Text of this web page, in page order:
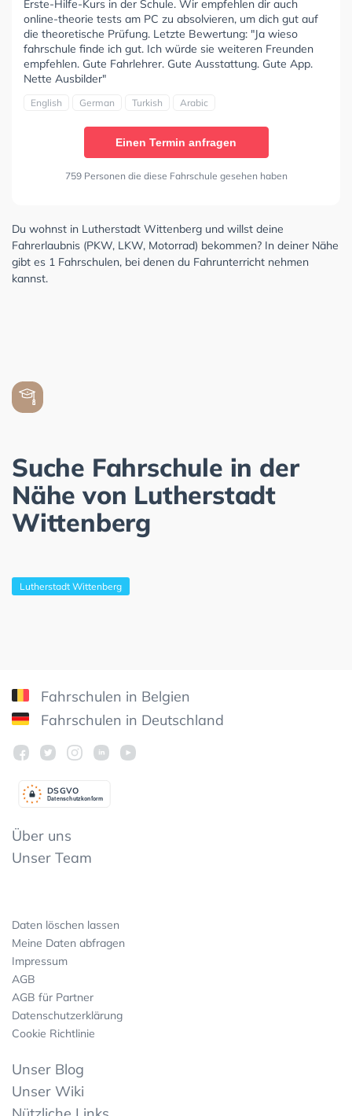
Erste-Hilfe-Kurs in der Schule. Wir empfehlen dir auch
online-theorie tests am PC zu absolvieren, um dich gut auf
die theoretische Prüfung. Letzte Bewertung: "Ja wieso
fahrschule finde ich gut. Ich würde sie weiteren Freunden
empfehlen. Gute Fahrlehrer. Gute Ausstattung. Gute App.
Nette Ausbilder"
English German Turkish Arabic
Einen Termin anfragen
759 Personen die diese Fahrschule gesehen haben
Du wohnst in Lutherstadt Wittenberg und willst deine
Fahrerlaubnis (PKW, LKW, Motorrad) bekommen? In deiner Nähe
gibt es 1 Fahrschulen, bei denen du Fahrunterricht nehmen
kannst.
Suche Fahrschule in der
Nähe von Lutherstadt
Wittenberg
Lutherstadt Wittenberg
Fahrschulen in Belgien
Fahrschulen in Deutschland
Datenschutzkonform
DSGVO
Über uns
Unser Team
Daten löschen lassen
Meine Daten abfragen
Impressum
AGB
AGB für Partner
Datenschutzerklärung
Cookie Richtlinie
Unser Blog
Unser Wiki